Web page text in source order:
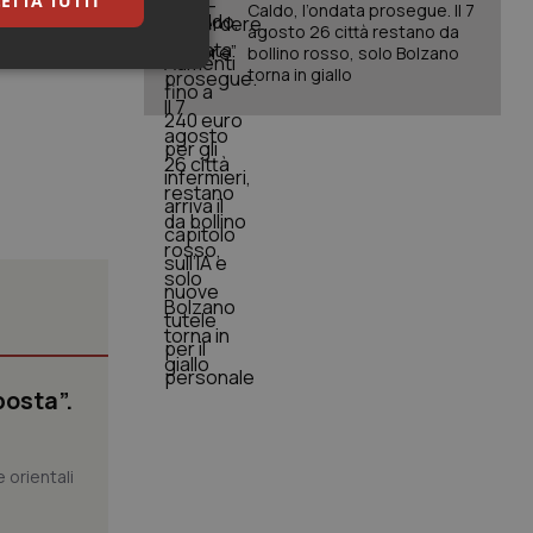
-
attacchi
orientali
Caldo, l’ondata prosegue. Il 7
agosto 26 città restano da
bollino rosso, solo Bolzano
torna in giallo
per la loro
sul consenso
Cookie-
di consenso